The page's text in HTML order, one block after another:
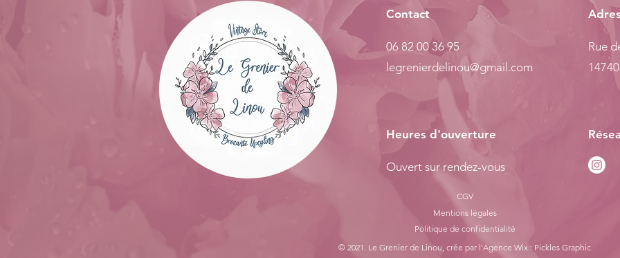
Contact
06 82 00 36 95
legrenierdelinou@gmail.com
Rue
Heures d'ouverture
Ouvert sur rendez-vous
CGV
Mentions légales
Politique de confidentialité
© 2021. Le Grenier de Linou, crée par l'Agence Wix : Pickles Graphic